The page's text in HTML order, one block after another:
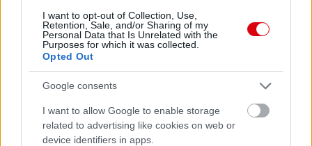
I want to opt-out of Collection, Use,
Retention, Sale, and/or Sharing of my
Personal Data that Is Unrelated with the
Purposes for which it was collected.
Opted Out
Google consents
I want to allow Google to enable storage
related to advertising like cookies on web or
device identifiers in apps.
Meccs Center
Leeds United
United
Felkészülési szezon 5. mérkőzés
Croke Park, Dublin
2026-08-12 20:30